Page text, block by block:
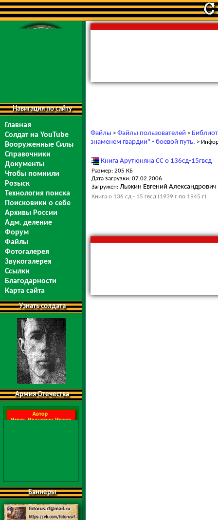
Навигация по сайту
Главная
Солдат на YouTube
Вооруженные Силы
Справочники
Документы
Чтобы помнили
Розыск
Технология поиска
Поисковики о себе
Архивы России
Адм. деление
Форум
Файлы
Фотогалерея
Звукогалерея
Ссылки
Благодарности
Карта сайта
Узнать солдата
Армия Отечества
Баннеры
Файлы > Файлы пользователей >
знаменем гвардии" - боевой путь. >
Книга Арутюняна СС о 136сд-15гвсд
Размер: 205 КБ
Дата загрузки: 07.02.2006
Загружен: Лыжин Евгений Александрович
Книга о 136 сд - 15 гвсд (1939 г по 1945 г)